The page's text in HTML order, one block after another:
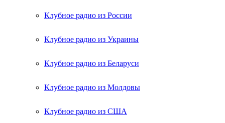
Клубное радио из России
Клубное радио из Украины
Клубное радио из Беларуси
Клубное радио из Молдовы
Клубное радио из США